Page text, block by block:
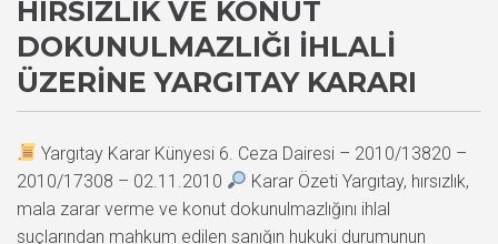
HIRSIZLIK VE KONUT
DOKUNULMAZLIĞI İHLALI
ÜZERINE YARGITAY KARARI
Yargıtay Karar Künyesi 6. Ceza Dairesi – 2010/13820 –
2010/17308 – 02.11.2010
Karar Özeti Yargıtay, hırsızlık,
mala zarar verme ve konut dokunulmazlığını ihlal
suçlarından mahkum edilen sanığın hukuki durumunun